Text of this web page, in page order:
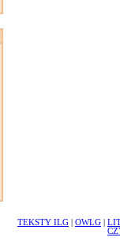
TEKSTY ILG OWLG